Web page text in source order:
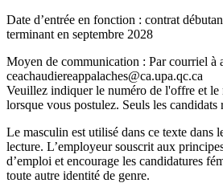
Date d’entrée en fonction : contrat
terminant en septembre 2028
Moyen de communication : Par courriel à
ceachaudiereappalaches@ca.upa.qc.ca
Veuillez indiquer le numéro de l'offre et le
lorsque vous postulez. Seuls les candidats
Le masculin est utilisé dans ce texte dans
lecture. L’employeur souscrit aux
d’emploi et encourage les candidatures
toute autre identité de genre.